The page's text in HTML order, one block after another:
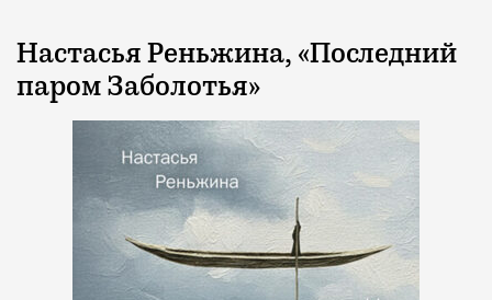
Настасья Реньжина, «Последний
паром Заболотья»